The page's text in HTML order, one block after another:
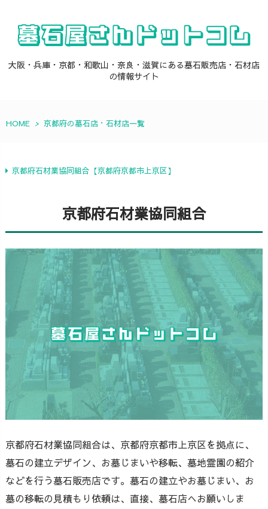
大阪・兵庫・京都・和歌山・奈良・滋賀にある墓石販売店・石材店
の情報サイト
HOME > 京都府の墓石店・石材店一覧
京都府石材業協同組合【京都府京都市上京区】
京都府石材業協同組合
京都府石材業協同組合は、京都府京都市上京区を拠点に、
墓石の建立デザイン、お墓じまいや移転、墓地霊園の紹介
などを行う墓石販売店です。墓石の建立やお墓じまい、お
墓の移転の見積もり依頼は、直接、墓石店へお願いしま